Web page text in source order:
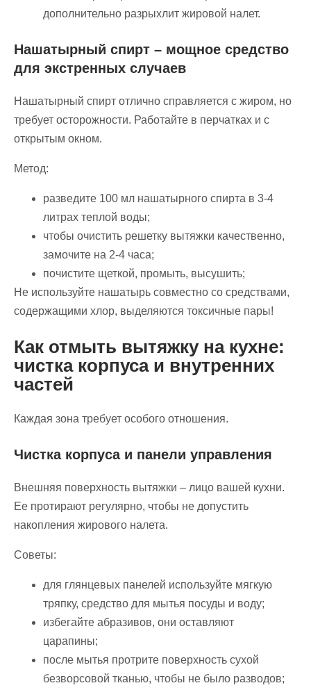
дополнительно разрыхлит жировой налет.
Нашатырный спирт – мощное средство
для экстренных случаев
Нашатырный спирт отлично справляется с жиром, но
требует осторожности. Работайте в перчатках и с
открытым окном.
Метод:
разведите 100 мл нашатырного спирта в 3-4
литрах теплой воды;
чтобы очистить решетку вытяжки качественно,
замочите на 2-4 часа;
почистите щеткой, промыть, высушить;
Не используйте нашатырь совместно со средствами,
содержащими хлор, выделяются токсичные пары!
Как отмыть вытяжку на кухне:
чистка корпуса и внутренних
частей
Каждая зона требует особого отношения.
Чистка корпуса и панели управления
Внешняя поверхность вытяжки – лицо вашей кухни.
Ее протирают регулярно, чтобы не допустить
накопления жирового налета.
Советы:
для глянцевых панелей используйте мягкую
тряпку, средство для мытья посуды и воду;
избегайте абразивов, они оставляют
царапины;
после мытья протрите поверхность сухой
безворсовой тканью, чтобы не было разводов;